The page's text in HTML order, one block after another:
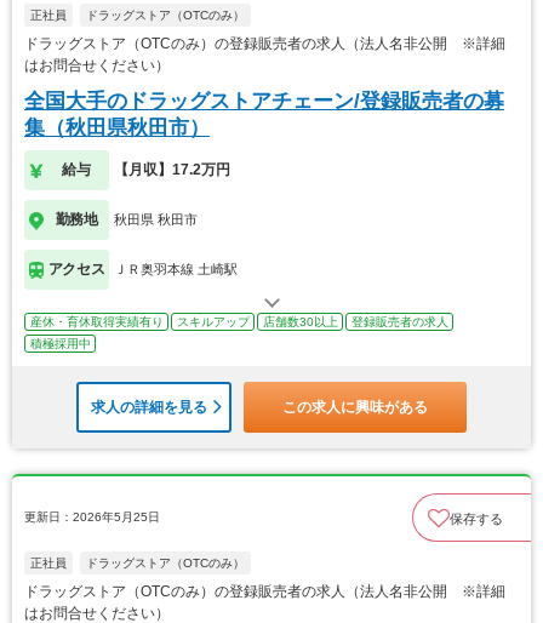
正社員 ドラッグストア（OTCのみ）
ドラッグストア（OTCのみ）の登録販売者の求人（法人名非公開 ※詳細
はお問合せください）
全国大手のドラッグストアチェーン/登録販売者の募
集（秋田県秋田市）
給与 【月収】17.2万円
勤務地 秋田県 秋田市
アクセス ＪＲ奥羽本線 土崎駅
産休・育休取得実績有り スキルアップ 店舗数30以上
登録販売者の求人
積極採用中
求人の詳細を見る この求人に興味がある
更新日：2026年5月25日 保存する
正社員 ドラッグストア（OTCのみ）
ドラッグストア（OTCのみ）の登録販売者の求人（法人名非公開 ※詳細
はお問合せください）